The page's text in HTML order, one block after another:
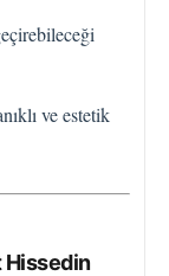
ve estetik
Hissedin